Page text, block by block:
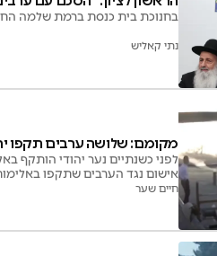
בחנוכת בית כנסת ברמת שלמה
נתי קאליש
מקומם: שלושה ערבים תקפו
לפני כשנתיים נער יהודי הותקף
אישום נגד הערבים שתקפו
חיים שער